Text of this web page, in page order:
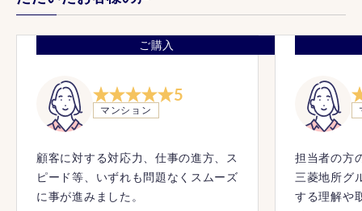
ご購入
5
マンション
顧客に対する対応力、仕事の進方、ス
ピード等、いずれも問題なくスムーズ
に事が進みました。
担当者の方
三菱地所グ
する理解や